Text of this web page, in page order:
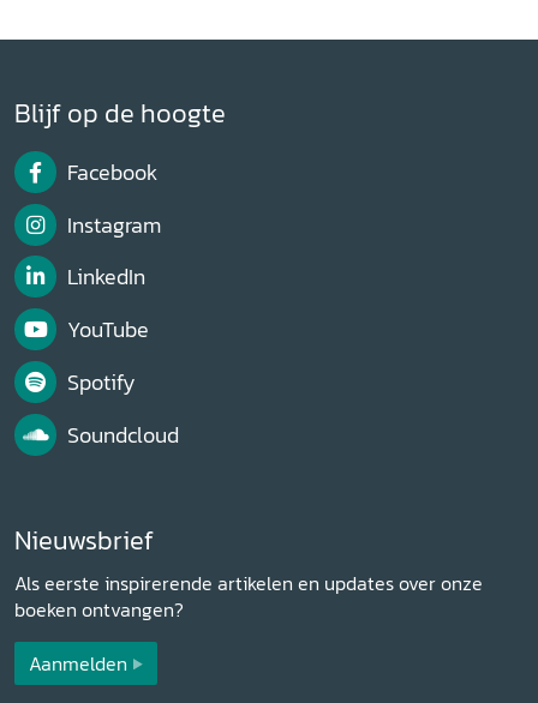
Blijf op de hoogte
Facebook
Instagram
LinkedIn
YouTube
Spotify
Soundcloud
Nieuwsbrief
Als eerste inspirerende artikelen en updates over onze
boeken ontvangen?
Aanmelden